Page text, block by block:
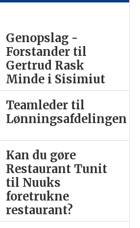
Genopslag -
Forstander til
Gertrud Rask
Minde i Sisimiut
Teamleder til
Lønningsafdelingen
Kan du gøre
Restaurant Tunit
til Nuuks
foretrukne
restaurant?